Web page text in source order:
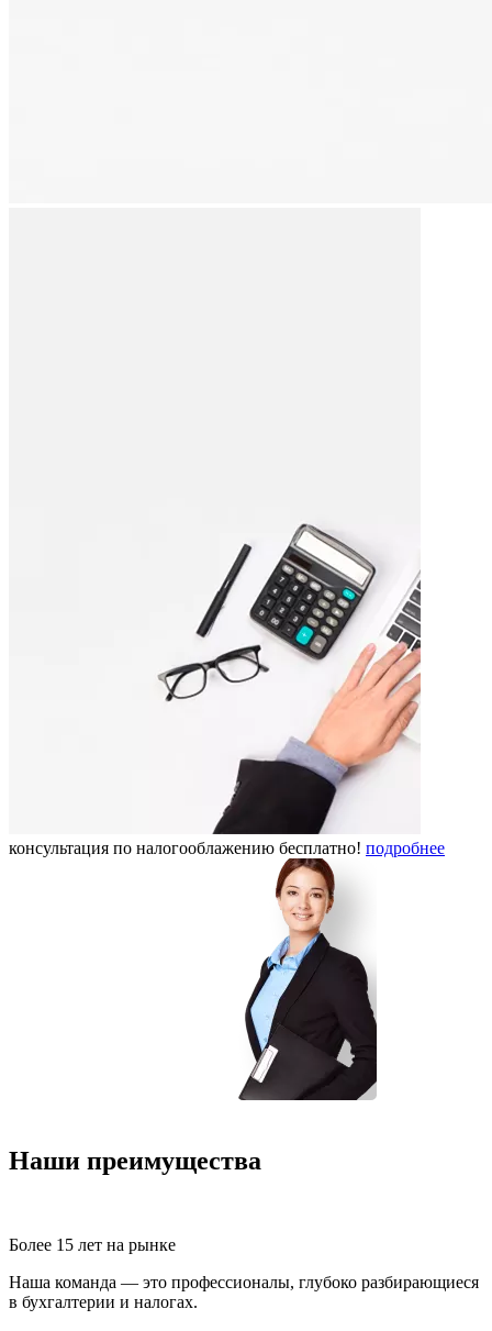
консультация по налогооблажению бесплатно! подробнее
Наши преимущества
Более 15 лет на рынке
Наша команда — это профессионалы, глубоко разбирающиеся
в бухгалтерии и налогах.